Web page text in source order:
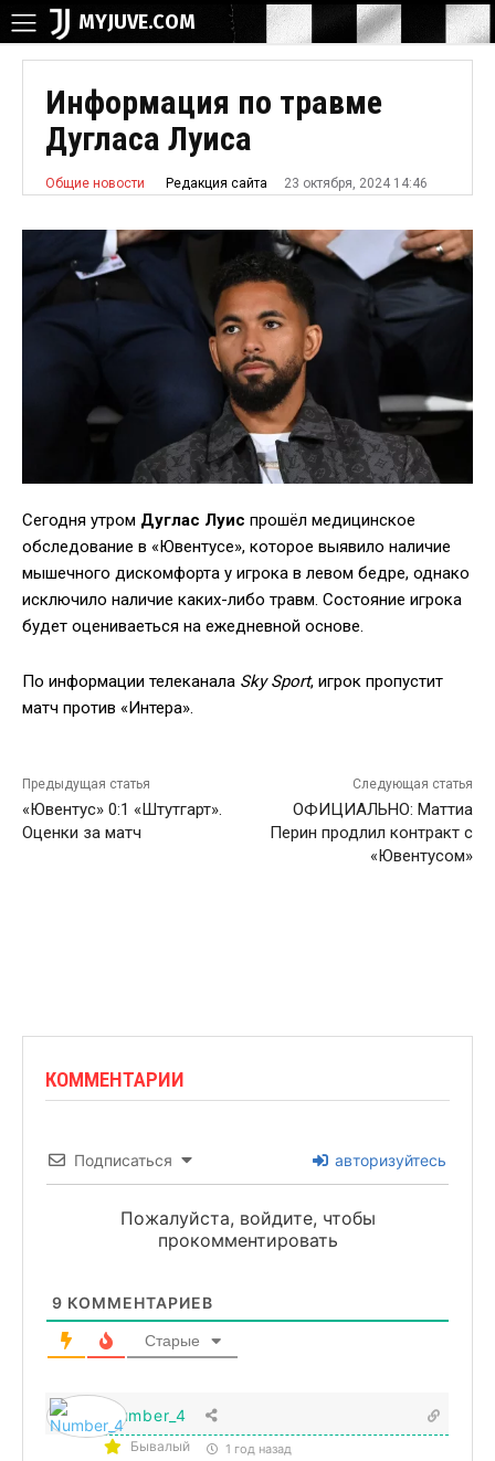
MYJUVE.COM
Информация по травме
Дугласа Луиса
Общие новости Редакция сайта 23 октября, 2024 14:46
Сегодня утром Дуглас Луис прошёл медицинское
обследование в «Ювентусе», которое выявило наличие
мышечного дискомфорта у игрока в левом бедре, однако
исключило наличие каких-либо травм. Состояние игрока
будет оцениваеться на ежедневной основе.
По информации телеканала Sky Sport, игрок пропустит
матч против «Интера».
Предыдущая статья
«Ювентус» 0:1 «Штутгарт».
Оценки за матч
Следующая статья
ОФИЦИАЛЬНО: Маттиа
Перин продлил контракт с
«Ювентусом»
КОММЕНТАРИИ
Подписаться авторизуйтесь
Пожалуйста, войдите, чтобы
прокомментировать
9 КОММЕНТАРИЕВ
Старые
Number_4
Бывалый 1 год назад